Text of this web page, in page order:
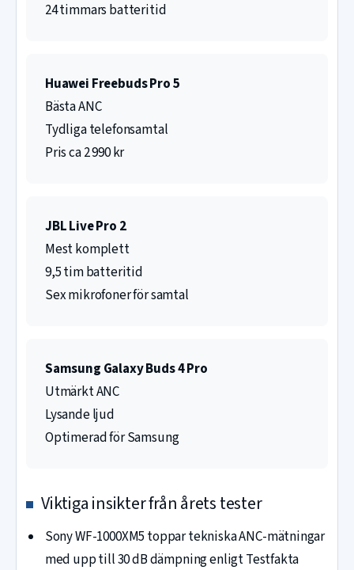
24 timmars batteritid
Huawei Freebuds Pro 5
Bästa ANC
Tydliga telefonsamtal
Pris ca 2 990 kr
JBL Live Pro 2
Mest komplett
9,5 tim batteritid
Sex mikrofoner för samtal
Samsung Galaxy Buds 4 Pro
Utmärkt ANC
Lysande ljud
Optimerad för Samsung
Viktiga insikter från årets tester
Sony WF-1000XM5 toppar tekniska ANC-mätningar
med upp till 30 dB dämpning enligt Testfakta